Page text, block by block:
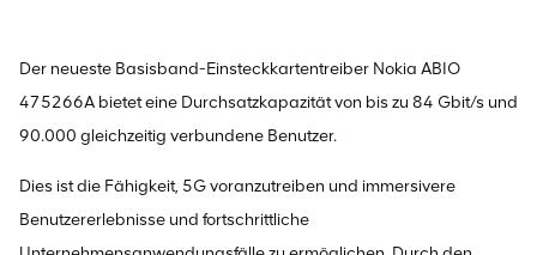
Der neueste Basisband-Einsteckkartentreiber Nokia ABIO
475266A bietet eine Durchsatzkapazität von bis zu 84 Gbit/s und
90.000 gleichzeitig verbundene Benutzer.
Dies ist die Fähigkeit, 5G voranzutreiben und immersivere
Benutzererlebnisse und fortschrittliche